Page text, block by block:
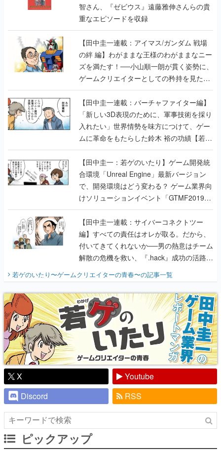
智さん、『ゼビウス』遠藤雅伸さんらの貴
重なエピソードを収録
【田中圭一連載：アイマス/ガンダム 戦場
の絆 編】わがままな王様のわがままなニー
ズを満たす！──小山順一朗が貫く姿勢に、
ゲームクリエイターとしての矜持を見た
【若ゲのいたり最終回】
【田中圭一連載：バーチャファイター編】
「新しい3D表現のために、軍事技術を採り
入れたい」世界情勢を味方につけて、ゲー
ムに革命をもたらした鈴木 裕の功績【若ゲ
のいたり】
【田中圭一：若ゲのいたり】ゲーム開発統
合環境「Unreal Engine」最新バージョン
で、開発環境はどう変わる？ ゲーム業界向
けソリューションイベント「GTMF2019」
に行って、より理解を深めよう【PR】
【田中圭一連載：サイバーコネクトツー
編】すべての責任はオレが取る。だから、
付いてきてくれないか──男の熱意はチーム
解散の危機を救い、『.hack』成功の活路を
『少年ジャンプ』色だった【若ゲのいた
り】
若ゲのいたり〜ゲームクリエイターの青春〜の記事一覧
X
Youtube
Discord
RSS
ピックアップ